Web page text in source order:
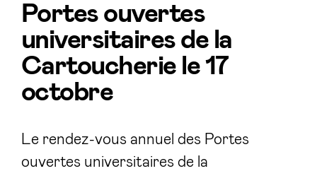
Portes ouvertes
universitaires de la
Cartoucherie le 17
octobre
Le rendez-vous annuel des Portes
ouvertes universitaires de la